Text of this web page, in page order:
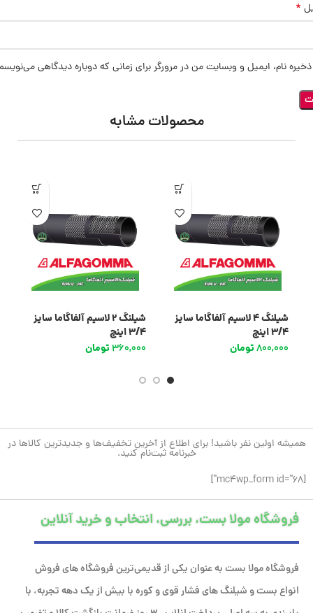
*
ذخیره نام، ایمیل و وبسایت من در مرورگر برای زمانی که دوباره دیدگاهی
محصولات مشابه
شیلنگ 4 لاسیم آلفاگاما سایز
3/4 اینچ
800,000تومان
شیلنگ 2 لاسیم آلفاگاما سایز
3/4 اینچ
360,000تومان
همیشه اولین نفر باشید! برای اطلاع از آخرین تخفیف‌ها و جدیدترین کالاها در
خبرنامه ثبت‌نام کنید.
[mc4wp_form id="68"]
فروشگاه مولا بست، بررسی، انتخاب و خرید آنلاین
فروشگاه مولا بست به عنوان یکی از قدیمی‌ترین فروشگاه های فروش
انواع بست و شیلنگ های فشار قوی و کوره با بیش از یک دهه تجربه، با